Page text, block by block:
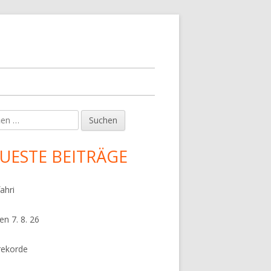
BEITRÄGE
7. 8. 26